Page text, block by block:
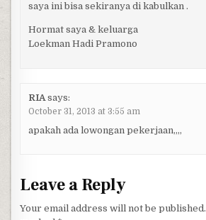
saya ini bisa sekiranya di kabulkan .
Hormat saya & keluarga
Loekman Hadi Pramono
RIA says:
October 31, 2013 at 3:55 am
apakah ada lowongan pekerjaan,,,,
Leave a Reply
Your email address will not be published.